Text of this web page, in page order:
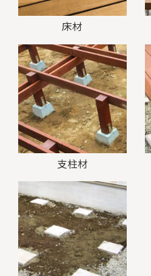
床材
支柱材